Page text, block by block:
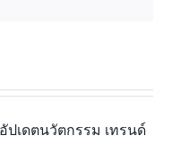
ปเดตนวัตกรรม เทรนด์